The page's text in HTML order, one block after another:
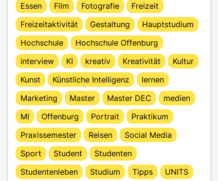
Essen
Film Fotografie
Freizeit
Freizeitaktivität
Gestaltung
Hauptstudium
Hochschule
Hochschule Offenburg
interview
KI kreativ Kreativität
Kultur
Kunst
Künstliche Intelligenz
lernen
Marketing
Master Master DEC
medien
MI
Offenburg Portrait
Praktikum
Praxissemester
Reisen
Social Media
Sport
Student
Studenten
Studentenleben
Studium Tipps UNITS